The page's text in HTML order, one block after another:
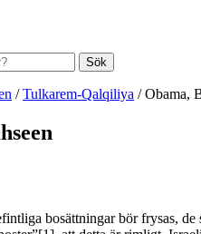
Sök
/Tulkarem-Qalqiliya /Obama,
bosättningar bör frysas,